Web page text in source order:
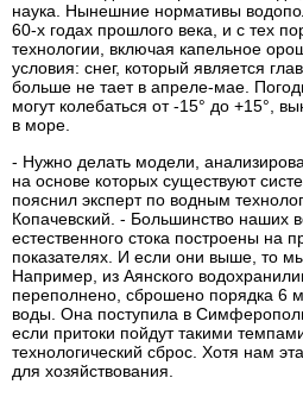
наука. Нынешние нормативы
60-х годах прошлого века, и с тех
технологии, включая капельное
условия: снег, который является
больше не тает в апреле-мае.
могут колебаться от -15° до +15°,
в море.
- Нужно делать модели,
на основе которых существуют
пояснил эксперт по водным
Копачевский. - Большинство наших
естественного стока построены на
показателях. И если они выше, то
Например, из Аянского
переполнено, сброшено порядка 6
воды. Она поступила в
если притоки пойдут такими
технологический сброс. Хотя нам
для хозяйствования.